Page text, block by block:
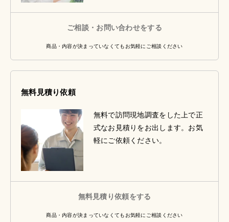
ご相談・お問い合わせをする
商品・内容が決まっていなくてもお気軽にご相談ください
無料見積り依頼
無料で訪問現地調査をした上で正
式なお見積りをお出します。お気
軽にご依頼ください。
無料見積り依頼をする
商品・内容が決まっていなくてもお気軽にご相談ください